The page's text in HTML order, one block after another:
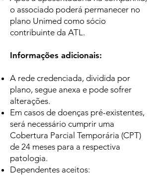
o associado poderá permanecer no
plano Unimed como sócio
contribuinte da ATL.
Informações adicionais:
A rede credenciada, dividida por
plano, segue anexa e pode sofrer
alterações.
Em casos de doenças pré-existentes,
será necessário cumprir uma
Cobertura Parcial Temporária (CPT)
de 24 meses para a respectiva
patologia.
Dependentes aceitos: